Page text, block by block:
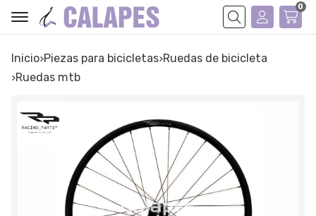
Buscar
0
Inicio piezas para bicicletas
ruedas de bicicleta
ruedas mtb